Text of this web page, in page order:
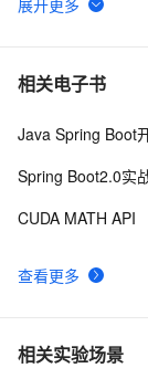
6 透过【百度地
7 Apifox对比
8 使用ort.js的
ASP.NET Web
相关电子书
查看更多
Spring Boot2.0实
CUDA MATH API
相关实验场景